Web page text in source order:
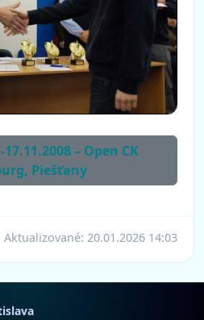
– Open CK
Piešťany
Aktualizované: 20.01.2026 14:03